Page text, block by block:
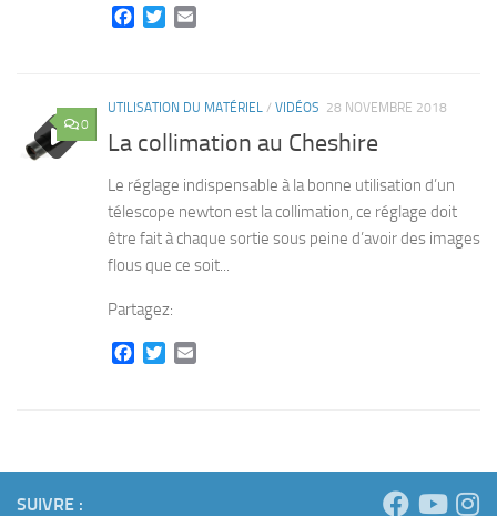
FacebookTwitter
0
UTILISATION DU MATÉRIEL / VIDÉOS 28 NOVEMBRE 2018
La collimation au Cheshire
Le réglage indispensable à la bonne utilisation d’un
télescope newton est la collimation, ce réglage doit
être fait à chaque sortie sous peine d’avoir des images
flous que ce soit...
Partagez:
FacebookTwitter
SUIVRE :